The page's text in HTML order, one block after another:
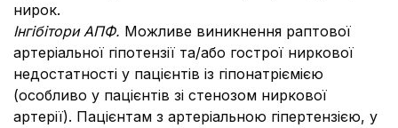
нирок.
Інгібітори АПФ. Можливе виникнення раптової
артеріальної гіпотензії та/або гострої ниркової
недостатності у пацієнтів із гіпонатріємією
(особливо у пацієнтів зі стенозом ниркової
артерії). Пацієнтам з артеріальною гіпертензією, у